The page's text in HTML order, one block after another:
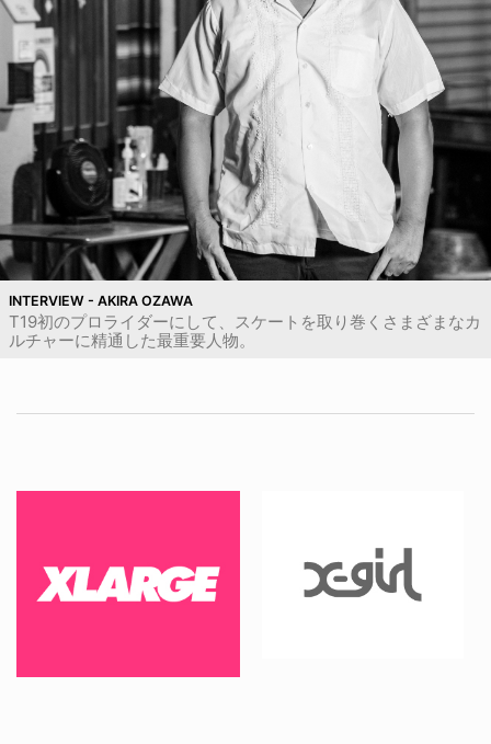
INTERVIEW - AKIRA OZAWA
T19初のプロライダーにして、スケートを取り巻くさまざまなカ
ルチャーに精通した最重要人物。